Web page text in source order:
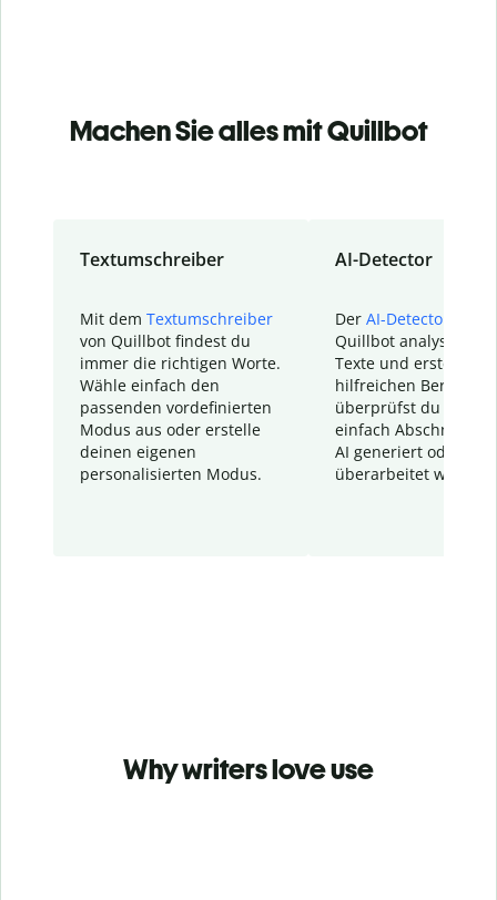
Machen Sie alles mit Quillbot
Textumschreiber
Mit dem Textumschreiber
von Quillbot findest du
immer die richtigen Worte.
Wähle einfach den
passenden vordefinierten
Modus aus oder erstelle
deinen eigenen
personalisierten Modus.
AI-Detector
Der AI-Detector
Quillbot analysiert
Texte und erstellt
hilfreichen Bericht.
überprüfst du
einfach Abschnitte,
AI generiert oder
überarbeitet wurden.
Why writers love use